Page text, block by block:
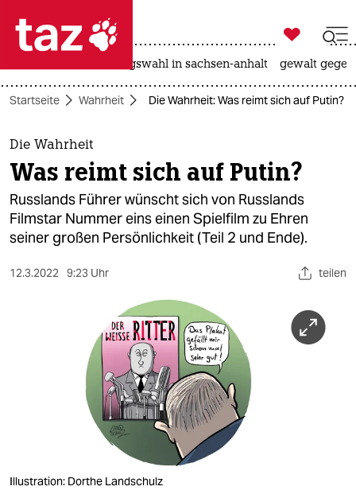
 taz zahl ich
taz zahl ich
themen
politik
öko
gesellschaft

taz zahl ich
landtagswahl in sachsen-anhalt gewalt
Startseite Wahrheit Die Wahrheit: Was reimt sich auf Putin?
Die Wahrheit
Was reimt sich auf Putin?
Russlands Führer wünscht sich von Russlands
Filmstar Nummer eins einen Spielfilm zu Ehren
seiner großen Persönlichkeit (Teil 2 und Ende).
12.3.2022 9:23 Uhr teilen
Illustration: Dorthe Landschulz